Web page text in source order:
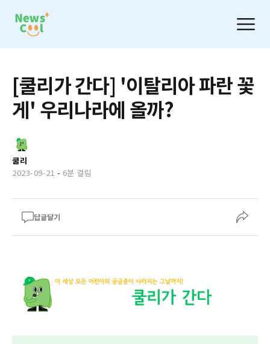
[쿨리가 간다] '이탈리아 파란 꽃
게' 우리나라에 올까?
쿨리
2023-09-21 - 6분 걸림
답글달기